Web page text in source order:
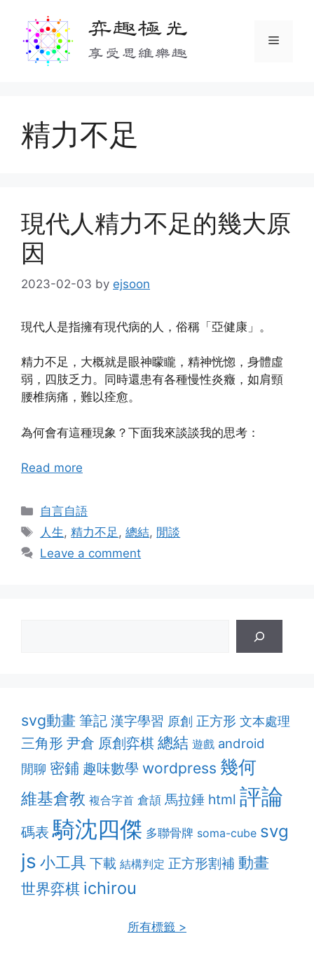
content
弈趣極光
享受思維樂趣
Menu
精力不足
現代人精力不足的幾大原
因
2023-02-03 by ejsoon
現代人是指擁有現代病的人，俗稱「亞健康」。
精力不足，大概就是眼神矇矓，精神恍惚，身體虛
弱，四肢乏力。同時還患有各種慢性炎癥，如肩頸
腰椎病痛，難以痊愈。
為何會有這種現象？下面我來談談我的思考：
Read more
Categories
自言自語
Tags
人生,精力不足,總結, 閒談
Leave a comment
svg動畫 筆記 漢字學習 原創 正方形 文本處理
三角形 尹倉 原創弈棋 總結 遊戲 android
閒聊 密鋪 趣味數學 wordpress 幾何
維基倉教 複合字首 倉頡 馬拉錘 html 評論
碼表 騎沈四傑 多聯骨牌 soma-cube svg
js 小工具 下載 結構判定 正方形割補 動畫
世界弈棋 ichirou
所有標籤 >